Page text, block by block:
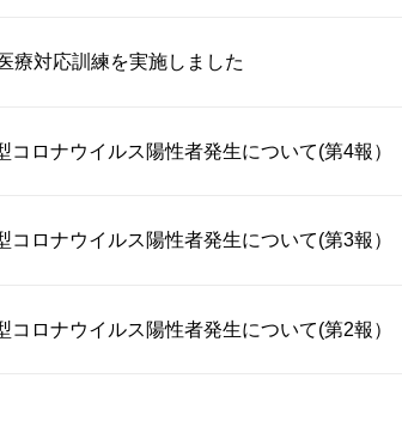
療対応訓練を実施しました
コロナウイルス陽性者発生について(第4報）
コロナウイルス陽性者発生について(第3報）
コロナウイルス陽性者発生について(第2報）